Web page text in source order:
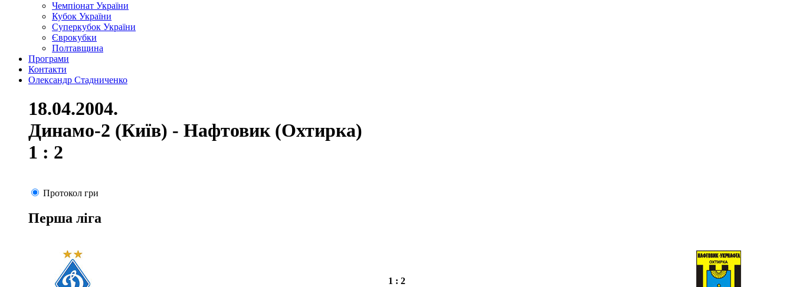
Чемпіонат України
Кубок України
Суперкубок України
Єврокубки
Полтавщина
Програми
Контакти
Олександр Стадниченко
18.04.2004.
Динамо-2 (Київ) - Нафтовик (Охтирка)
1 : 2
Протокол гри
Перша ліга
1 : 2